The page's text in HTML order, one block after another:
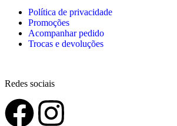
Política de privacidade
Promoções
Acompanhar pedido
Trocas e devoluções
Redes sociais